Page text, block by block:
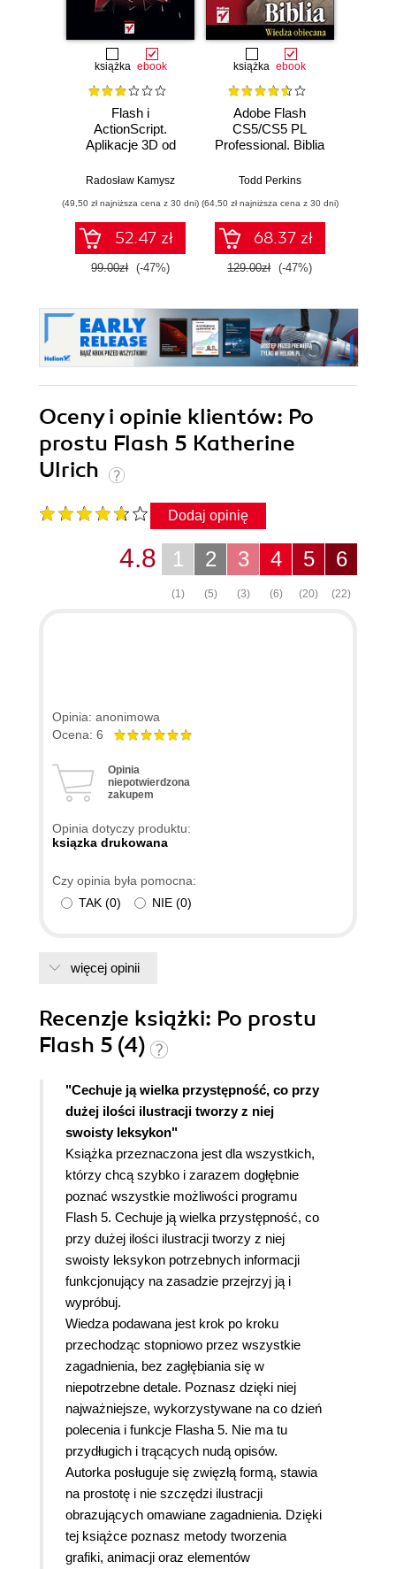
książka ebook
Flash i
ActionScript.
Aplikacje 3D od
Radosław Kamysz
(49,50 zł najniższa cena z 30 dni)
52.47 zł
99.00zł (-47%)
książka ebook
Adobe Flash
CS5/CS5 PL
Professional. Biblia
Todd Perkins
(64,50 zł najniższa cena z 30 dni)
68.37 zł
129.00zł (-47%)
Oceny i opinie klientów: Po
prostu Flash 5 Katherine
Ulrich
Dodaj opinię
6
(22)
5
(20)
4
(6)
3
(3)
2
(5)
1
(1)
4.8
Opinia: anonimowa
Ocena: 6
Opinia
niepotwierdzona
zakupem
Opinia dotyczy produktu:
ksiązka drukowana
Czy opinia była pomocna:
TAK (0) NIE (0)
więcej opinii
Recenzje książki: Po prostu
Flash 5 (4)
"Cechuje ją wielka przystępność, co przy
dużej ilości ilustracji tworzy z niej
swoisty leksykon"
Książka przeznaczona jest dla wszystkich,
którzy chcą szybko i zarazem dogłębnie
poznać wszystkie możliwości programu
Flash 5. Cechuje ją wielka przystępność, co
przy dużej ilości ilustracji tworzy z niej
swoisty leksykon potrzebnych informacji
funkcjonujący na zasadzie przejrzyj ją i
wypróbuj.
Wiedza podawana jest krok po kroku
przechodząc stopniowo przez wszystkie
zagadnienia, bez zagłębiania się w
niepotrzebne detale. Poznasz dzięki niej
najważniejsze, wykorzystywane na co dzień
polecenia i funkcje Flasha 5. Nie ma tu
przydługich i trącących nudą opisów.
Autorka posługuje się zwięzłą formą, stawia
na prostotę i nie szczędzi ilustracji
obrazujących omawiane zagadnienia. Dzięki
tej książce poznasz metody tworzenia
grafiki, animacji oraz elementów